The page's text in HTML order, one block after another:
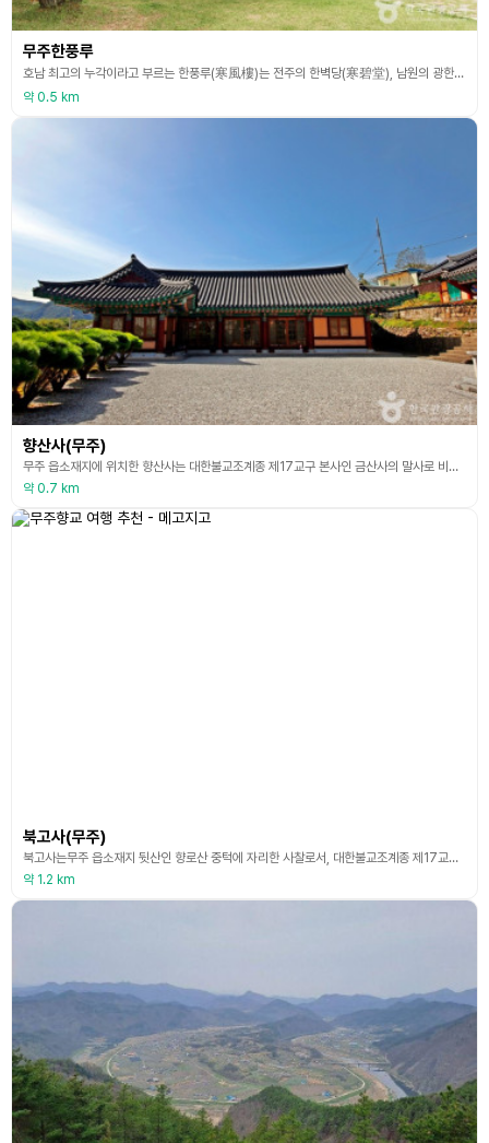
무주한풍루
호남 최고의 누각이라고 부르는 한풍루(寒風樓)는 전주의 한벽당(寒碧堂), 남원의 광한루(廣寒樓)와 함께 삼한(三寒)의 하나이다. 정확한 건립 연대는 알 수 없지만 임진왜란(1592) 때 왜군에 의해 불에 탔던 것을 선조 32년 (1599)에 한풍루를 사랑한 형인 임제가 꿈속에 나타나 한풍루 복원을 원해서 동생 현감 임환이 다시 지었고, 1783년 현감 임중원이 중수하였다. 전주의 한벽당, 남원의 광한루와 함께 호남의 3 한의 하나로서 호남 제1의 누각이
약 0.5 km
향산사(무주)
무주 읍소재지에 위치한 향산사는 대한불교조계종 제17교구 본사인 금산사의 말사로 비구니들이 수행하는 사찰이다. 1936년 선파 스님이 법당을 중건하고 부처님을 모셨고 1975년 혜안 스님이 대웅전을 중창했다. 현재 경내에는 대웅전과 나한전을 비롯해 산신각, 일주문, 요사채로 이루어져 있으며 마당에는 3층 석탑이 세워져 있으며 전체적으로 소박한 사찰이다. 대웅전은 불단에 석가모니불을 주존불로 하여 지장보살과 관음보살이 협시되어 있다. 대웅전에 걸린 후불탱
약 0.7 km
북고사(무주)
북고사는무주 읍소재지 뒷산인 향로산 중턱에 자리한 사찰로서, 대한불교조계종 제17교구 본사 금산사의 말사이다. 북고사는 본래 고려 공민왕 때 경월사로 창건되었고, 조선 초기 새 왕조의 꿈을 펼치던 무학대사에 의해 새롭게 태어난 절이다. 1392년 이성계의 조선 개국을 위해 새 도읍지를 찾던 중, 천혜의 절경 무주를 앞에 한 무학대사는 천하의 복지임에 감탄하였다. 적상산과 남북으로 마주한 향로산의 터가 허약함을 알고 그곳의 절에 탑을 세우고 절 이름을 [
약 1.2 km